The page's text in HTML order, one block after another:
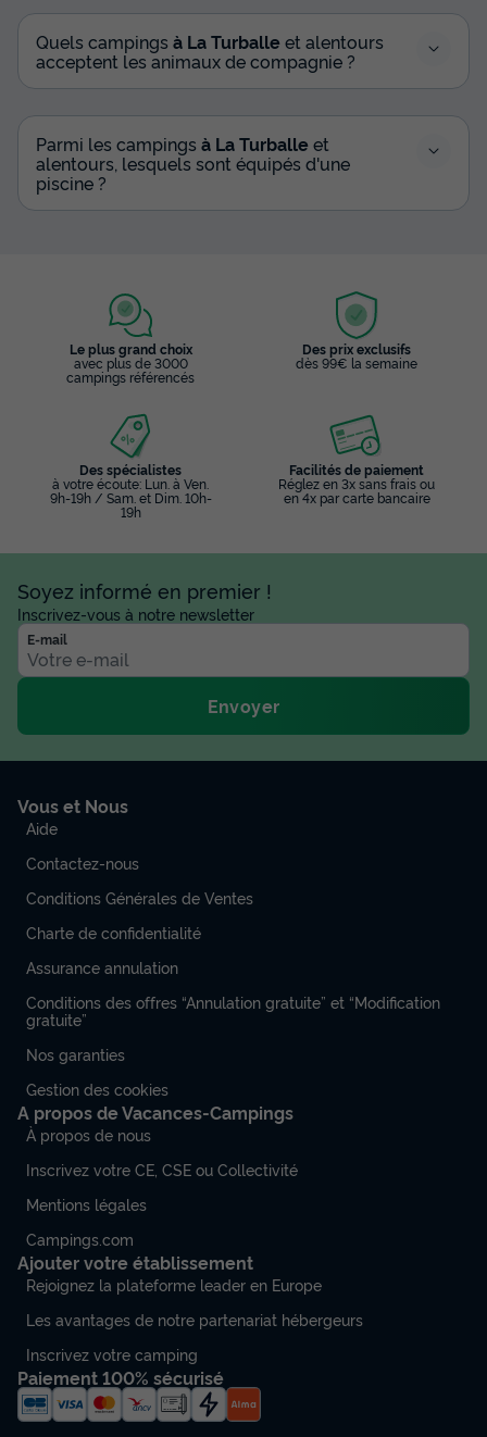
Quels campings à La Turballe et alentours
acceptent les animaux de compagnie ?
Parmi les campings à La Turballe et
alentours, lesquels sont équipés d'une
piscine ?
Le plus grand choix
avec plus de 3000
campings référencés
Des prix exclusifs
dès 99€ la semaine
Des spécialistes
à votre écoute: Lun. à Ven.
9h-19h / Sam. et Dim. 10h-
19h
Facilités de paiement
Réglez en 3x sans frais ou
en 4x par carte bancaire
Soyez informé en premier !
Inscrivez-vous à notre newsletter
E-mail
Envoyer
Vous et Nous
Aide
Contactez-nous
Conditions Générales de Ventes
Charte de confidentialité
Assurance annulation
Conditions des offres “Annulation gratuite” et “Modification
gratuite”
Nos garanties
Gestion des cookies
A propos de Vacances-Campings
À propos de nous
Inscrivez votre CE, CSE ou Collectivité
Mentions légales
Campings.com
Ajouter votre établissement
Rejoignez la plateforme leader en Europe
Les avantages de notre partenariat hébergeurs
Inscrivez votre camping
Paiement 100% sécurisé